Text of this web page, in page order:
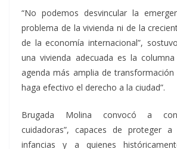
“No podemos desvincular la
problema de la vivienda ni de la
de la economía internacional”,
una vivienda adecuada es la
agenda más amplia de
haga efectivo el derecho a la ciudad”.
Brugada Molina convocó a
cuidadoras”, capaces de proteger
infancias y a quienes